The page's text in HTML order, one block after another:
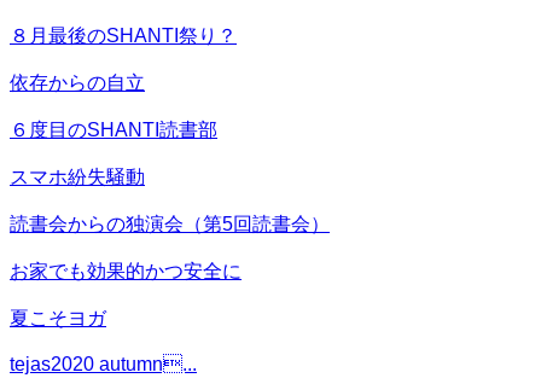
８月最後のSHANTI祭り？
依存からの自立
６度目のSHANTI読書部
スマホ紛失騒動
読書会からの独演会（第5回読書会）
お家でも効果的かつ安全に
夏こそヨガ
tejas2020 autumn...